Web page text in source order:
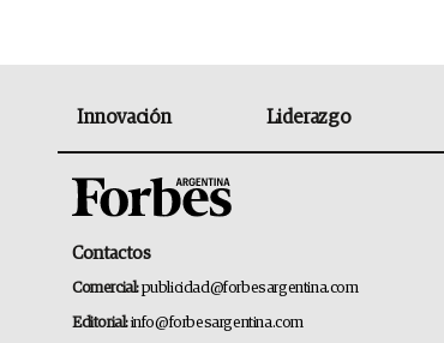
Innovación Liderazgo
Contactos
Comercial:publicidad@forbesargentina.com
Editorial:info@forbesargentina.com